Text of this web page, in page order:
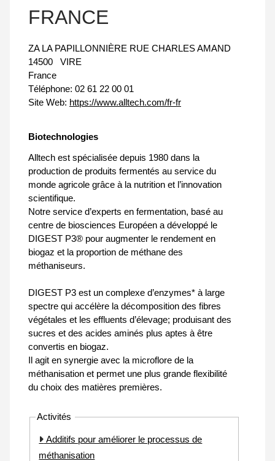
FRANCE
ZA LA PAPILLONNIÈRE RUE CHARLES AMAND
14500
VIRE
France
Téléphone: 02 61 22 00 01
Site Web: https://www.alltech.com/fr-fr
Biotechnologies
Alltech est spécialisée depuis 1980 dans la
production de produits fermentés au service du
monde agricole grâce à la nutrition et l’innovation
scientifique.
Notre service d’experts en fermentation, basé au
centre de biosciences Européen a développé le
DIGEST P3® pour augmenter le rendement en
biogaz et la proportion de méthane des
méthaniseurs.
DIGEST P3 est un complexe d’enzymes* à large
spectre qui accélère la décomposition des fibres
végétales et les effluents d’élevage; produisant des
sucres et des acides aminés plus aptes à être
convertis en biogaz.
Il agit en synergie avec la microflore de la
méthanisation et permet une plus grande flexibilité
du choix des matières premières.
Activités
Additifs pour améliorer le processus de
méthanisation